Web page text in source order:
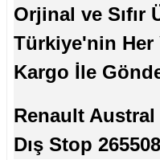
Orjinal ve Sıfır
Türkiye'nin Her
Kargo İle
Renault Austral
Dış Stop